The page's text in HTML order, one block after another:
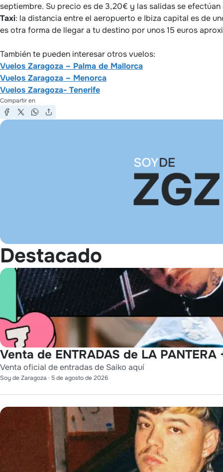
septiembre. Su precio es de 3,20€ y las salidas se efectúan
Taxi: la distancia entre el aeropuerto e Ibiza capital es de
es otra forma de llegar a tu destino por unos 15 euros
También te pueden interesar otros vuelos:
Vuelos Zaragoza – Palma de Mallorca
Vuelos Zaragoza – Menorca
Vuelos Zaragoza- Tenerife
Compartir en
Destacado
Venta de ENTRADAS de LA
Venta oficial de entradas de Saiko aquí
Soy de Zaragoza · 5 de agosto de 2026